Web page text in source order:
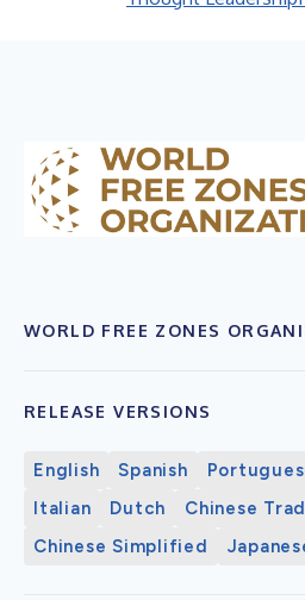
WORLD FREE ZONES
RELEASE VERSIONS
English Spanish
Italian
Dutch
Chinese
Chinese Simplified